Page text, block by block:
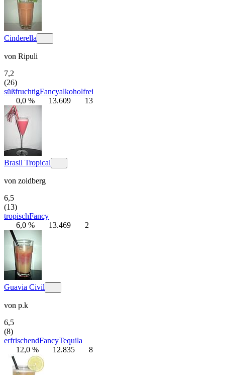
Cinderella
von Ripuli
7,2
(26)
süßfruchtigFancyalkoholfrei
0,0 %
13.609 13
Brasil Tropical
von zoidberg
6,5
(13)
tropischFancy
6,0 %
13.469 2
Guavia Civil
von p.k
6,5
(8)
erfrischendFancyTequila
12,0 %
12.835 8